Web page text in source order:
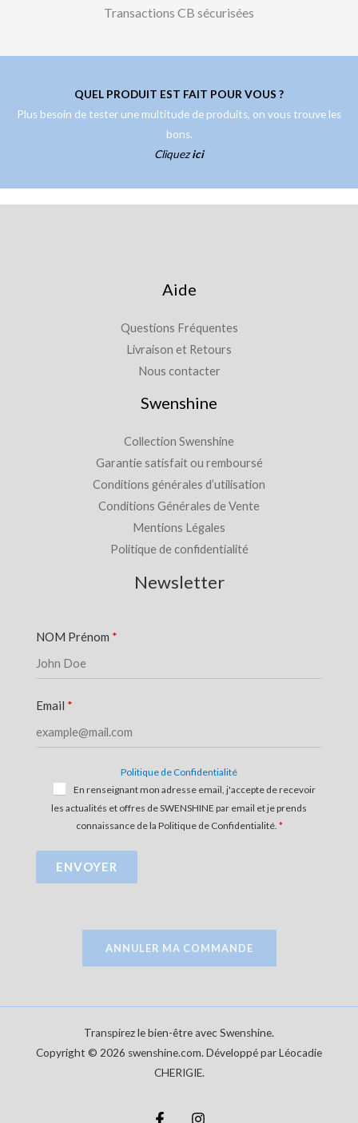
Transactions CB sécurisées
QUEL PRODUIT EST FAIT POUR VOUS ?
Plus besoin de tester une multitude de produits, on vous trouve les
bons.
Cliquezici
Aide
Questions Fréquentes
Livraison et Retours
Nous contacter
Swenshine
Collection Swenshine
Garantie satisfait ou remboursé
Conditions générales d’utilisation
Conditions Générales de Vente
Mentions Légales
Politique de confidentialité
Newsletter
NOM Prénom
Email
Politique de Confidentialité
En renseignant mon adresse email, j'accepte de recevoir
les actualités et offres de SWENSHINE par email et je prends
connaissance de la Politique de Confidentialité.
ENVOYER
ANNULER MA COMMANDE
Transpirez le bien-être avec Swenshine.
Copyright © 2026 swenshine.com. Développé par Léocadie
CHERIGIE.